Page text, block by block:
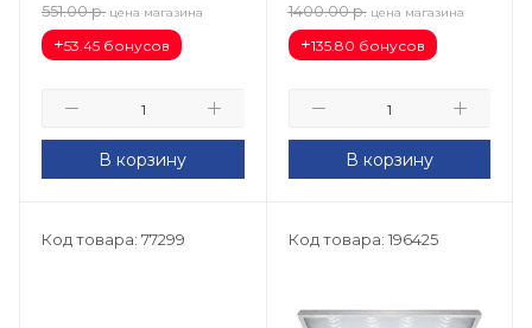
551.00 р. цена магазина
+53.45 бонусов
В корзину
1400.00 р. цена магазина
+135.80 бонусов
В корзину
Код товара: 77299 Код товара: 196425